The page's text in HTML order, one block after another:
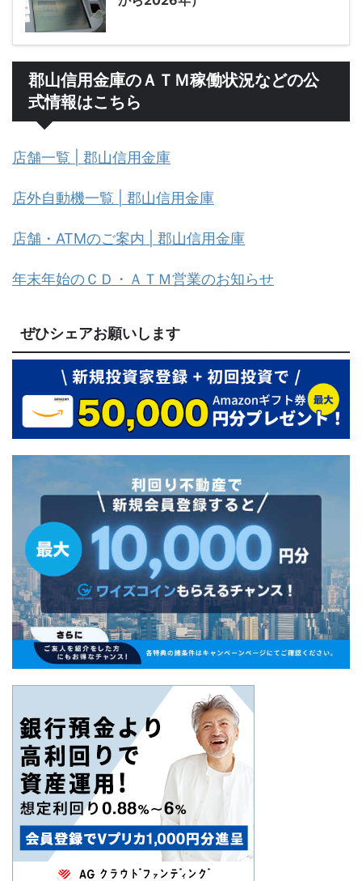
郡山信用金庫のＡＴＭ稼働状況などの公
式情報はこちら
店舗一覧 | 郡山信用金庫
店外自動機一覧 | 郡山信用金庫
店舗・ATMのご案内 | 郡山信用金庫
年末年始のＣＤ・ＡＴＭ営業のお知らせ
ぜひシェアお願いします